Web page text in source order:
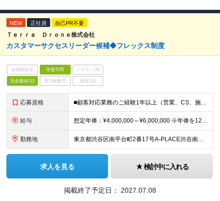
NEW 正社員 自己PR不要
Ｔｅｒｒａ Ｄｒｏｎｅ株式会社
カスタマーサクセスリーダー候補◆フレックス制度
未経験歓迎 学歴不問 ベテランOK
完全週休2日 賞与複数月 面接1回
応募資格 ■顧客対応業務のご経験1年以上（営業、CS、施工管理など） ■成長意欲が高く、明るいコミュニケーションが取れる方 ■学歴不問
給与 想定年俸：¥4,000,000～¥6,000,000 ※年俸を12で割り、1/12を月額支給分とします。 月額：¥333,334～¥500,000 基本給：¥246,534～¥369,800 みなし残
勤務地 東京都渋谷区南平台町2番17号A-PLACE渋谷南平台4階 （変更の範囲） 当社の支社およびグループ会社拠点 本ポジションは原則就業場所の変更はございません。
求人を見る 検討中に入れる
掲載終了予定日： 2027.07.08